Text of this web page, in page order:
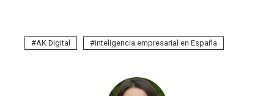
AK Digital inteligencia empresarial en España